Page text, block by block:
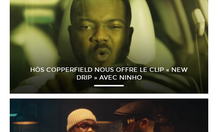
HÖS COPPERFIELD NOUS OFFRE LE CLIP « NEW
DRIP » AVEC NINHO